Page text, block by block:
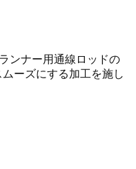
ンナー用通線ロッドの
ーズにする加工を施し